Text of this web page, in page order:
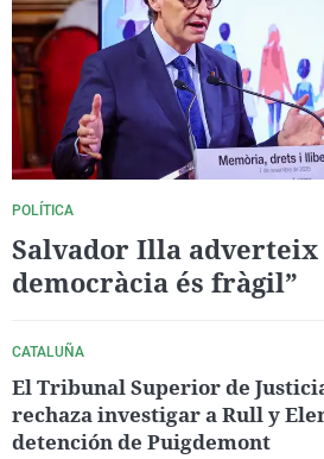
POLÍTICA
Salvador Illa adverteix
democràcia és fràgil”
CATALUÑA
El Tribunal Superior de
rechaza investigar a Rull y
detención de Puigdemont